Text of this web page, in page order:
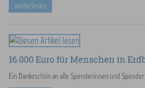
weiterlesen
16.000 Euro für Menschen in
Ein Dankeschön an alle Spenderinnen und Spender